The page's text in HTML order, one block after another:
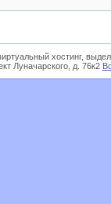
хостинг,
Луначарского, д. 76к2